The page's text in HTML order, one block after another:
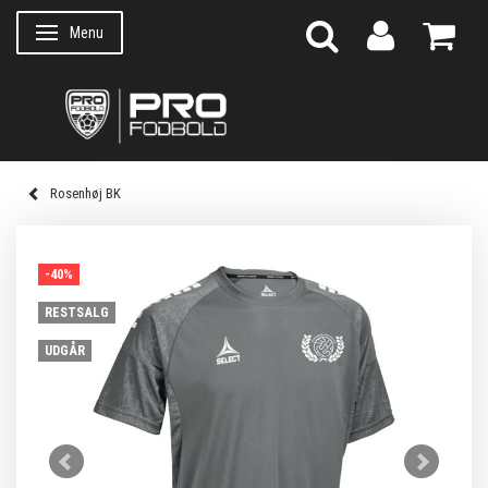
Skifte navigation
Menu
Rosenhøj BK
-40%
RESTSALG
UDGÅR